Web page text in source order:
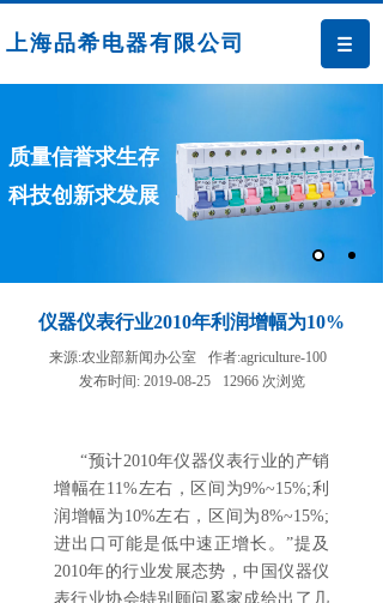
上海品希电器有限公司
质量信誉求生存
科技创新求发展
仪器仪表行业2010年利润增幅为10%
来源:农业部新闻办公室 作者:agriculture-100
发布时间: 2019-08-25 12966 次浏览
“预计2010年仪器仪表行业的产销
增幅在11%左右，区间为9%~15%;利
润增幅为10%左右，区间为8%~15%;
进出口可能是低中速正增长。”提及
2010年的行业发展态势，中国仪器仪
表行业协会特别顾问奚家成给出了几